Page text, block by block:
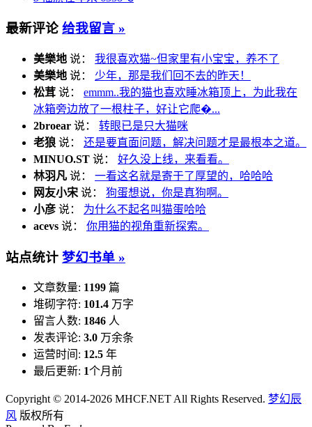
最新评论 给我留言 »
美樂地 说： 我很喜欢猫~但家里有小宝宝，养不了
美樂地 说： 少年，那是我们回不去的昨天！
松茸 说： emmm..我的猫也喜欢睡冰箱顶上，为此我在
冰箱旁边放了一根柱子，好让它爬�...
2broear 说： 转眼已是只大猫咪
老狼 说： 还是要直面问题，解决问题才是最根本之道。
MINUO.ST 说： 好久没上线，来看看。
林羽凡 说： 一看这名就是寄于了厚望的，哈哈哈
网友小宋 说： 狗蛋想说，你是真狗啊。
小彦 说： 为什么不起名叫猫蛋哈哈
acevs 说： 你用猫的视角重新探索。
站点统计 梦幻书单 »
文章数量: 1199 篇
堆砌字符: 101.4 万字
留言人数: 1846 人
发表评论: 3.0 万余条
运营时间: 12.5 年
最后更新: 1个月前
Copyright © 2014-2026 MHCF.NET All Rights Reserved. 梦幻辰
风 版权所有